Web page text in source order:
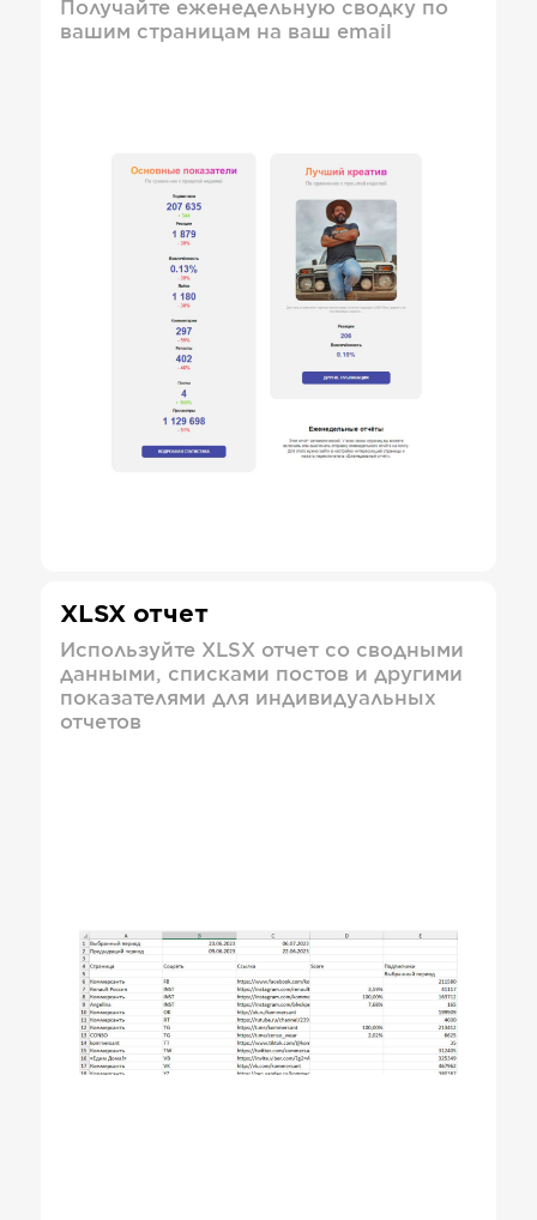
Получайте еженедельную сводку по
вашим страницам на ваш email
XLSX отчет
Используйте XLSX отчет со сводными
данными, списками постов и другими
показателями для индивидуальных
отчетов